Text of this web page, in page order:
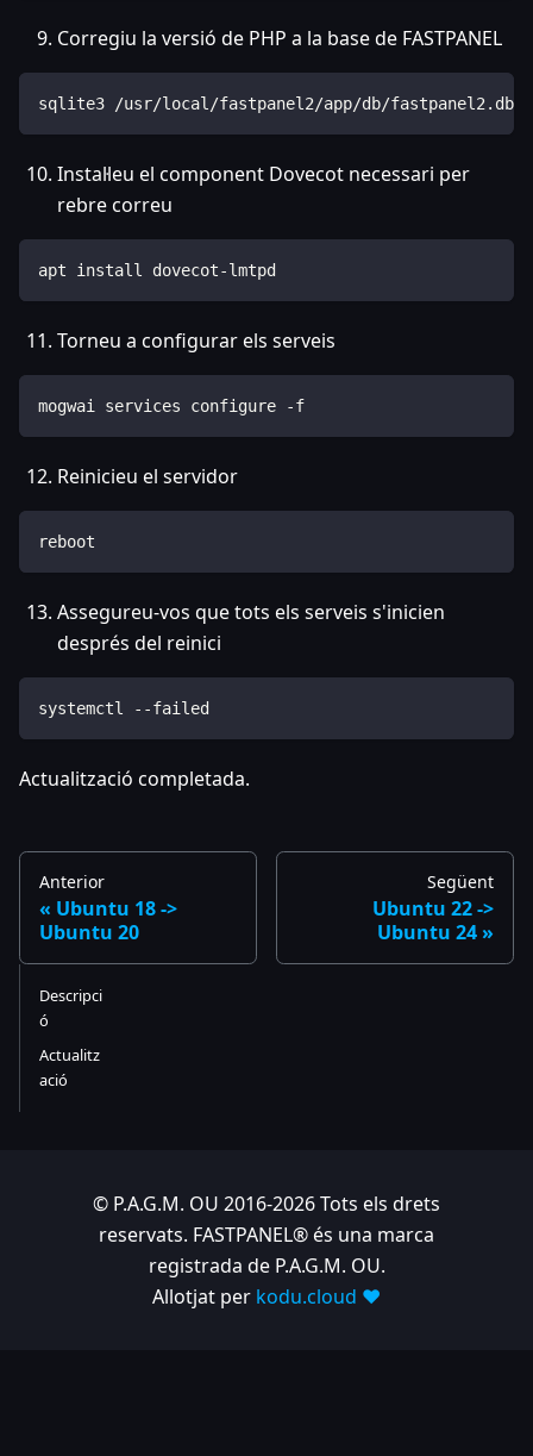
Corregiu la versió de PHP a la base de FASTPANEL
sqlite3 /usr/local/fastpanel2/app/db/fastpanel2.db
Instal·leu el component Dovecot necessari per
rebre correu
apt install dovecot-lmtpd
Torneu a configurar els serveis
mogwai services configure -f
Reinicieu el servidor
reboot
Assegureu-vos que tots els serveis s'inicien
després del reinici
systemctl --failed
Actualització completada.
Anterior
Ubuntu 18 ->
Ubuntu 20
Següent
Ubuntu 22 ->
Ubuntu 24
Descripci
ó
Actualitz
ació
© P.A.G.M. OU 2016-2026 Tots els drets
reservats. FASTPANEL® és una marca
registrada de P.A.G.M. OU.
Allotjat per kodu.cloud ❤️